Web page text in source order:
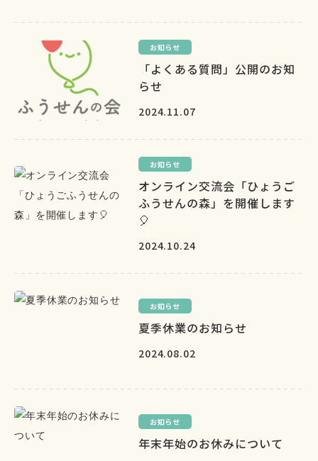
お知らせ
「よくある質問」公開のお知
らせ
2024.11.07
お知らせ
オンライン交流会「ひょうご
ふうせんの森」を開催します
🎈
2024.10.24
お知らせ
夏季休業のお知らせ
2024.08.02
お知らせ
年末年始のお休みについて